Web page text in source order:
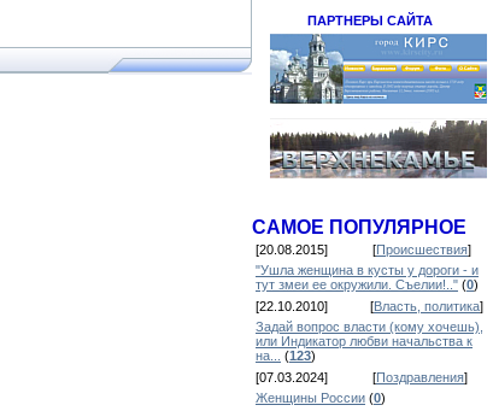
ПАРТНЕРЫ САЙТА
САМОЕ ПОПУЛЯРНОЕ
[20.08.2015] [Происшествия]
"Ушла женщина в кусты у дороги - и
тут змеи ее окружили. Съелии!.." (0)
[22.10.2010]
[Власть, политика]
Задай вопрос власти (кому хочешь),
или Индикатор любви начальства к
на...
(123)
[07.03.2024]
[Поздравления]
Женщины России (0)